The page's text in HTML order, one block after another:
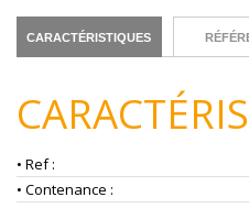
CARACTÉRISTIQUES
• Ref :
• Contenance :